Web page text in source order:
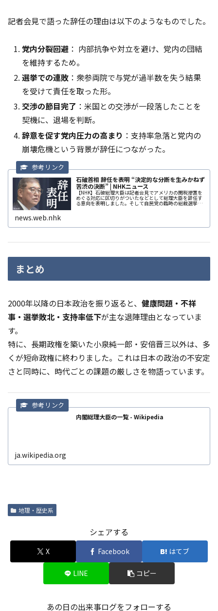
記者会見で語った辞任の理由は以下のようなものでした。
党内分裂回避 ： 内部抗争や対立を避け、党内の団結
を維持するため。
選挙での連敗 ：衆参両院で与党が過半数を失う結果
を受けて責任を取った形。
交渉の節目完了 ：米国との交渉が一段落したことを
契機に、退場を判断。
辞意を促す党内圧力の高まり ：支持率急落と党内の
崩壊危機という背景が辞任につながった。
石破首相 辞任を表明 “決定的な分断を生みかねず
苦渋の決断” | NHKニュース
【NHK】石破総理大臣は記者会見でアメリカの関税措置を
めぐる対応に区切りがついたなどとして総理大臣を辞任す
る意向を表明しました。そして自民党の臨時の総裁選挙を
news.web.nhk
まとめ
2000年以降の日本政治を振り返ると、 健康問題・不祥
事・選挙敗北・支持率低下が主な退陣理由となっていま
す。
特に、長期政権を築いた小泉純一郎・安倍晋三以外は、多
くが短命政権に終わりました。これは日本の政治の不安定
さと同時に、時代ごとの課題の厳しさを物語っています。
内閣総理大臣の一覧 - Wikipedia
ja.wikipedia.org
地理・歴史系
シェアする
X Facebook はてブ
LINE コピー
あの日の出来事ログをフォローする